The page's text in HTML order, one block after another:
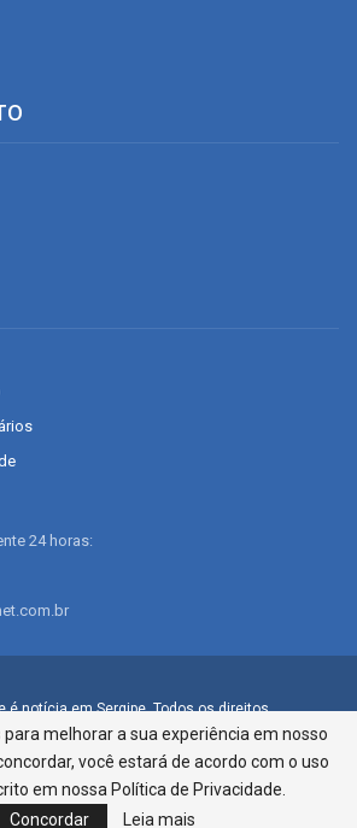
24 horas:
é notícia em Sergipe. Todos os direitos
reservados.
Silveira 276, Bairro São José |
030, Fone: 79.2106.8000 - CI Centro de
Informações LTDA
para melhorar a sua experiência em nosso
você estará de acordo com o uso
em nossa Política de Privacidade.
Concordar
Leia mais